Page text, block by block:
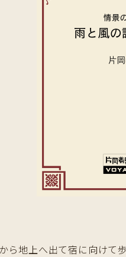
地上へ出て宿に向けて